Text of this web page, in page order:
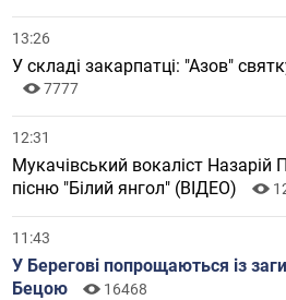
13:26
У складі закарпатці: "Азов"
7777
12:31
Мукачівський вокаліст Назарій
пісню "Білий янгол" (ВІДЕО)
11:43
У Берегові попрощаються із
Бецою
16468